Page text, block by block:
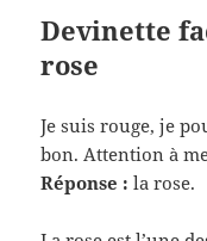
Devinette
rose
Je suis rouge, je
bon. Attention à
Réponse : la rose.